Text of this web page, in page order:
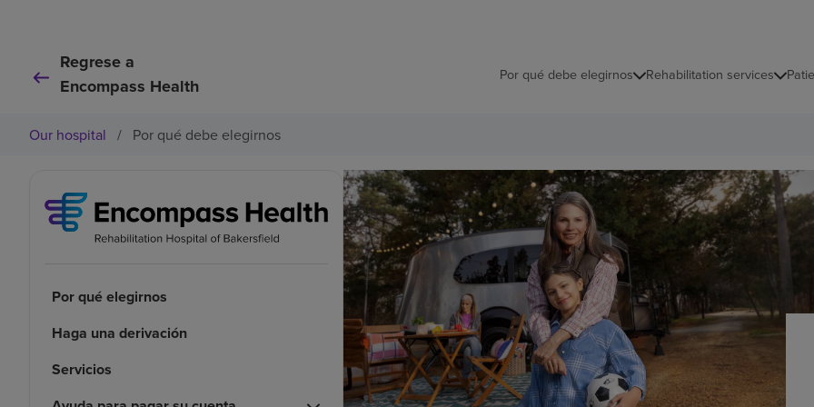
Regrese a
Encompass Health
Por qué debe elegirnos Rehabilitation services
Our hospital / Por qué debe elegirnos
Por qué elegirnos
Haga una derivación
Servicios